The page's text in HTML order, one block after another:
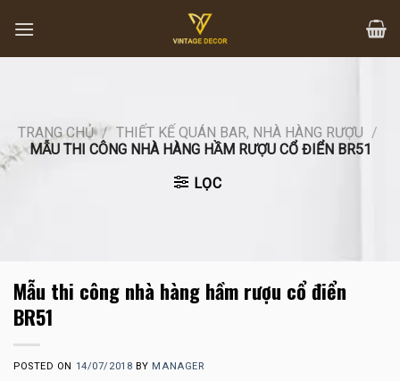
content
TRANG CHỦ / THIẾT KẾ QUÁN BAR, NHÀ HÀNG RƯỢU /
MẪU THI CÔNG NHÀ HÀNG HẦM RƯỢU CỔ ĐIỂN BR51
LỌC
Mẫu thi công nhà hàng hầm rượu cổ điển
BR51
POSTED ON 14/07/2018 BY MANAGER